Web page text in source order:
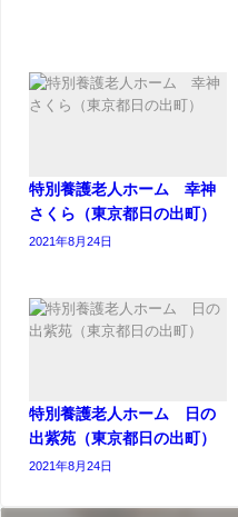
特別養護老人ホーム 幸神
さくら（東京都日の出町）
2021年8月24日
特別養護老人ホーム 日の
出紫苑（東京都日の出町）
2021年8月24日